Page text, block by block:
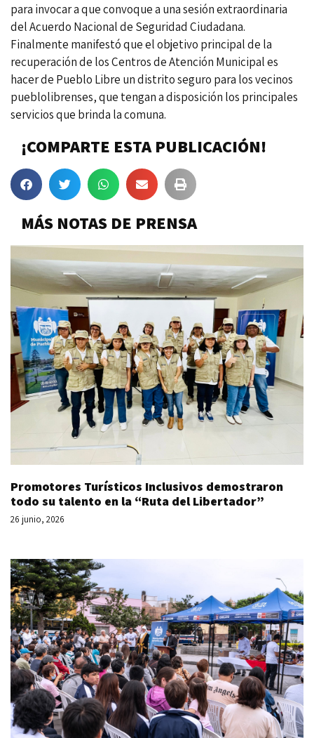
para invocar a que convoque a una sesión extraordinaria
del Acuerdo Nacional de Seguridad Ciudadana.
Finalmente manifestó que el objetivo principal de la
recuperación de los Centros de Atención Municipal es
hacer de Pueblo Libre un distrito seguro para los vecinos
pueblolibrenses, que tengan a disposición los principales
servicios que brinda la comuna.
¡COMPARTE ESTA PUBLICACIÓN!
MÁS NOTAS DE PRENSA
Promotores Turísticos Inclusivos demostraron
todo su talento en la “Ruta del Libertador”
26 junio, 2026